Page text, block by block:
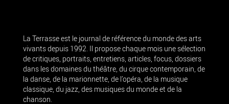
La Terrasse est le journal de référence du monde des arts
vivants depuis 1992. Il propose chaque mois une sélection
de critiques, portraits, entretiens, articles, focus, dossiers
dans les domaines du théâtre, du cirque contemporain, de
la danse, de la marionnette, de l’opéra, de la musique
classique, du jazz, des musiques du monde et de la
chanson.